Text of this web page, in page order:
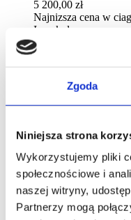
Zgoda
Niniejsza strona
Wykorzystujemy pliki
społecznościowe i
naszej witryny,
Partnerzy mogą
5 200,00 zł
Najnizsza cena w
Inne kolory
+ wiecej kolorow (1)
Wybierz opcje